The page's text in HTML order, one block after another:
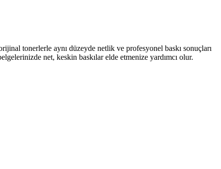
tonerlerle aynı düzeyde netlik ve profesyonel baskı sonuçları
net, keskin baskılar elde etmenize yardımcı olur.